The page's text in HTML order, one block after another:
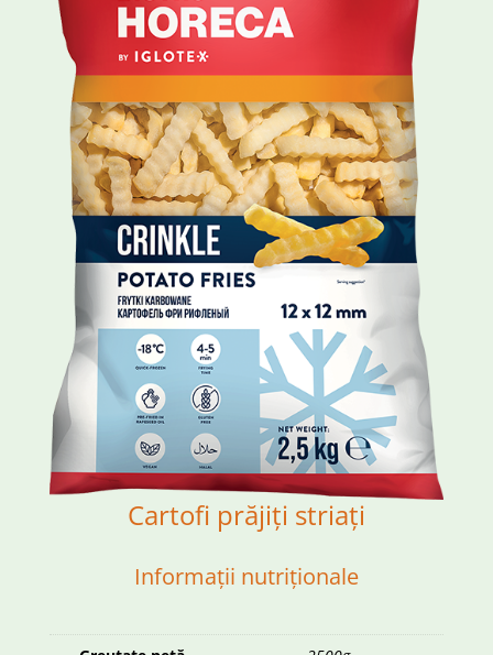
Cartofi prăjiți striați
Informații nutriționale